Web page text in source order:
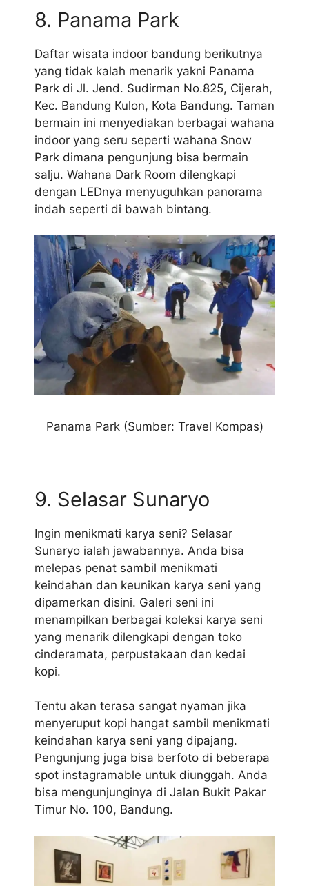
8. Panama Park
Daftar wisata indoor bandung berikutnya
yang tidak kalah menarik yakni Panama
Park di Jl. Jend. Sudirman No.825, Cijerah,
Kec. Bandung Kulon, Kota Bandung. Taman
bermain ini menyediakan berbagai wahana
indoor yang seru seperti wahana Snow
Park dimana pengunjung bisa bermain
salju. Wahana Dark Room dilengkapi
dengan LEDnya menyuguhkan panorama
indah seperti di bawah bintang.
Panama Park (Sumber: Travel Kompas)
9. Selasar Sunaryo
Ingin menikmati karya seni? Selasar
Sunaryo ialah jawabannya. Anda bisa
melepas penat sambil menikmati
keindahan dan keunikan karya seni yang
dipamerkan disini. Galeri seni ini
menampilkan berbagai koleksi karya seni
yang menarik dilengkapi dengan toko
cinderamata, perpustakaan dan kedai
kopi.
Tentu akan terasa sangat nyaman jika
menyeruput kopi hangat sambil menikmati
keindahan karya seni yang dipajang.
Pengunjung juga bisa berfoto di beberapa
spot instagramable untuk diunggah. Anda
bisa mengunjunginya di Jalan Bukit Pakar
Timur No. 100, Bandung.